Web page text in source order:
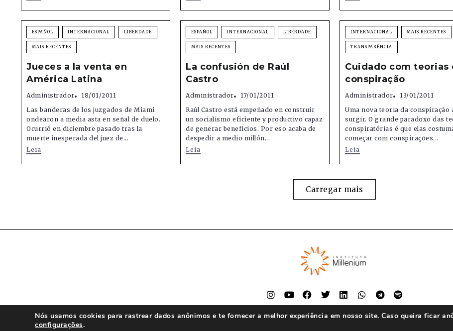
ESPAÑOL INTERNACIONAL LIBERDADE
MAIS RECENTES
Jueces a la venta en
América Latina
Administrador
18/01/2011
Las banderas de los juzgados de Miami
ondearon a media asta en señal de duelo.
Ocurrió en diciembre pasado tras la
muerte inesperada del juez de...
Leia
ESPAÑOL INTERNACIONAL LIBERDADE
MAIS RECENTES
La confusión de Raúl
Castro
Administrador
17/01/2011
Raúl Castro está empeñado en construir
un socialismo eficiente y productivo capaz
de generar beneficios. Por eso acaba de
despedir a medio millón...
Leia
INTERNACIONAL MAIS RECENTES
TRANSPARÊNCIA
Cuidado com teorias
conspiração
Administrador
13/01/2011
Uma nova teoria da conspiração
surgir. O grande paradoxo das
conspiratórias é que elas
começar com conspirações...
Leia
Carregar mais
© Instituto Millenium 2023
Nós usamos cookies para rastrear dados anônimos e te fornecer a melhor experiência em nosso site. Caso queira ficar
configurações.